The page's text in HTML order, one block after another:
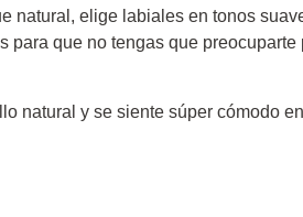
natural, elige labiales en tonos
para que no tengas que preocuparte
natural y se siente súper cómodo